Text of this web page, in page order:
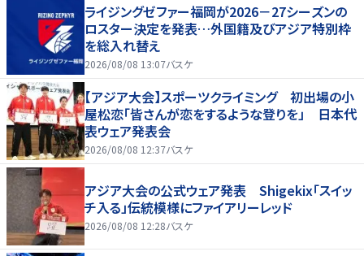
ライジングゼファー福岡が2026－27シーズンの
ロスター決定を発表…外国籍及びアジア特別枠
を総入れ替え
2026/08/08 13:07バスケ
【アジア大会】スポーツクライミング 初出場の小
屋松恋「皆さんが恋をするような登りを」 日本代
表ウェア発表会
2026/08/08 12:37バスケ
アジア大会の公式ウェア発表 Shigekix「スイッ
チ入る」伝統模様にファイアリーレッド
2026/08/08 12:28バスケ